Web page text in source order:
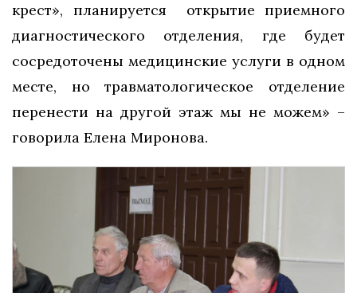
крест», планируется открытие приемного
диагностического отделения, где будет
сосредоточены медицинские услуги в одном
месте, но травматологическое отделение
перенести на другой этаж мы не можем» –
говорила Елена Миронова.